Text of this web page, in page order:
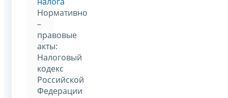
Нормативно
–
правовые
акты:
Налоговый
кодекс
Российской
Федерации